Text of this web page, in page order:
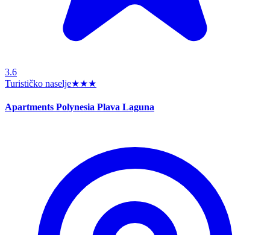
3.6
Turističko naselje★★★
Apartments Polynesia Plava Laguna